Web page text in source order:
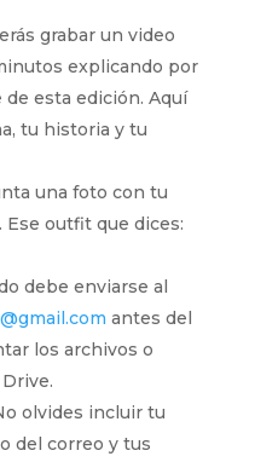
grabar un video
explicando por
esta edición. Aquí
tu historia y tu
una foto con tu
outfit que dices:
debe enviarse al
antes del
los archivos o
olvides incluir tu
del correo y tus